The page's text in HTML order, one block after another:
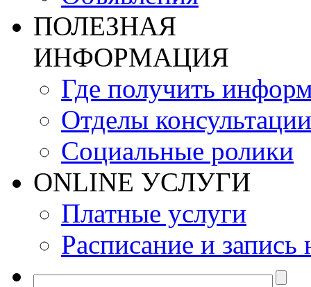
ПОЛЕЗНАЯ
ИНФОРМАЦИЯ
Где получить
Отделы консультации
Социальные ролики
ONLINE УСЛУГИ
Платные услуги
Расписание и запись